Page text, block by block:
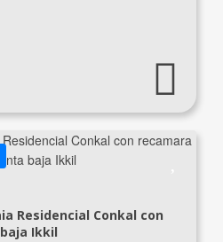
Residencial Conkal con
Ikkil